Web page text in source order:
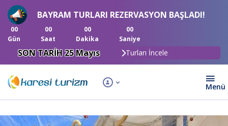
BAYRAM TURLARI REZERVASYON BAŞLADI!
00
Gün
00
Saat
00
Dakika
00
Saniye
SON TARİH 25 Mayıs Turları İncele